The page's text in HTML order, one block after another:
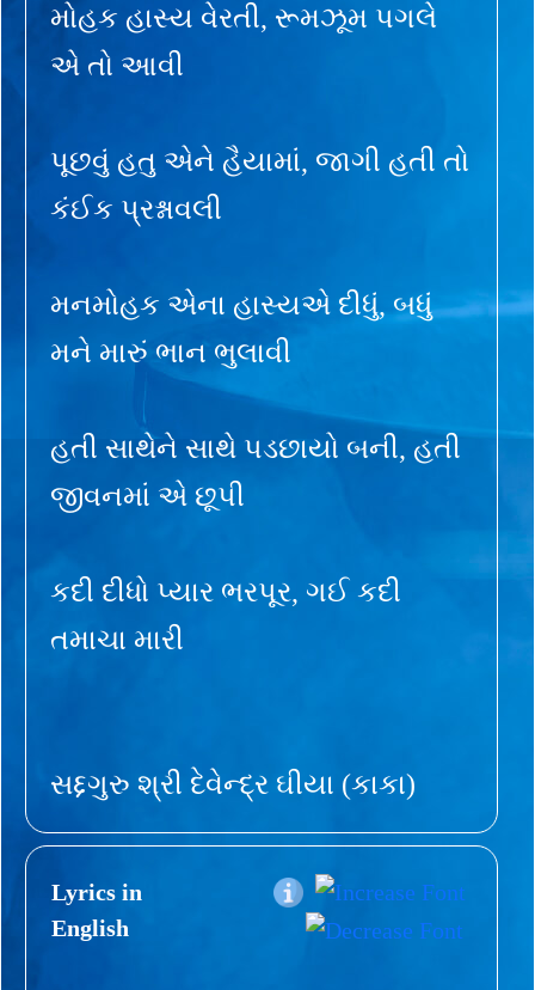
મોહક હાસ્ય વેરતી, રૂમઝૂમ પગલે
એ તો આવી
પૂછવું હતુ એને હૈયામાં, જાગી હતી તો
કંઈક પ્રશ્નાવલી
મનમોહક એના હાસ્યએ દીધું, બધું
મને મારું ભાન ભુલાવી
હતી સાથેને સાથે પડછાયો બની, હતી
જીવનમાં એ છૂપી
કદી દીધો પ્યાર ભરપૂર, ગઈ કદી
તમાચા મારી
સદ્દગુરુ શ્રી દેવેન્દ્ર ઘીયા (કાકા)
Lyrics in
English